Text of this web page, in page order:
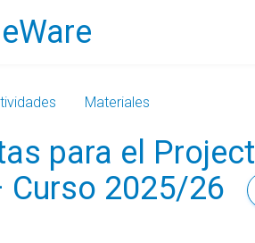
Materiales
para el
Curso 2025/26